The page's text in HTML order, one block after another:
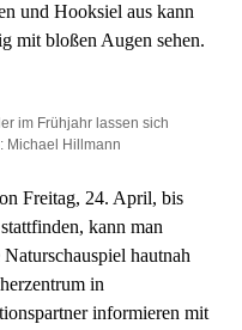
und Hooksiel aus kann
mit bloßen Augen sehen.
im Frühjahr lassen sich
Michael Hillmann
Freitag, 24. April, bis
kann man
hautnah
in
informieren mit